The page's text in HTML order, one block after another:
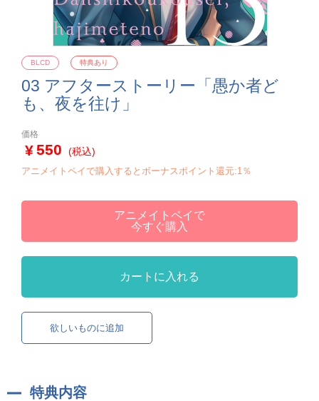
03 アフターストーリー「愚か者ど
も、夜を往け」
BLCD 特典あり
価格
550 (税込)
アニメイトペイで購入するとボーナスポイント還元:1％
アニメイトペイで
今すぐ購入
カートに入れる
欲しいものに追加
特典内容